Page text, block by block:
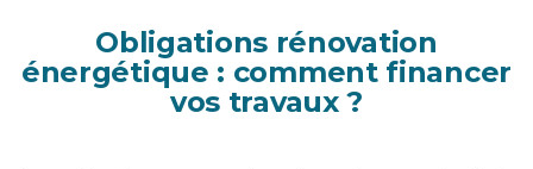
Obligations rénovation
énergétique : comment financer
vos travaux ?